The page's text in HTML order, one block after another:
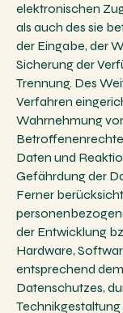
elektronischen
als auch des sie
der Eingabe, der
Sicherung der
Trennung. Des
Verfahren
Wahrnehmung
Daten und
Gefährdung der
Ferner
der Entwicklung
Hardware,
entsprechend
Datenschutzes,